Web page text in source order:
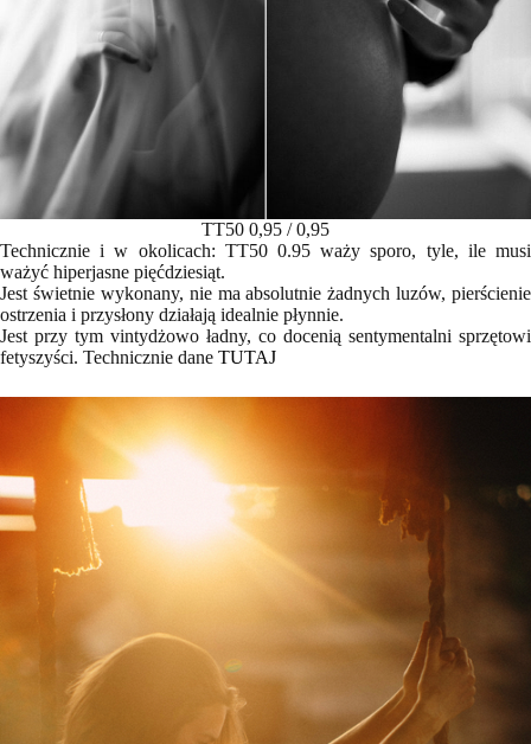
TT50 0,95 / 0,95
Technicznie i w okolicach: TT50 0.95 waży sporo, tyle, ile musi
ważyć hiperjasne pięćdziesiąt.
Jest świetnie wykonany, nie ma absolutnie żadnych luzów, pierścienie
ostrzenia i przysłony działają idealnie płynnie.
Jest przy tym vintydżowo ładny, co docenią sentymentalni sprzętowi
fetyszyści. Technicznie dane TUTAJ